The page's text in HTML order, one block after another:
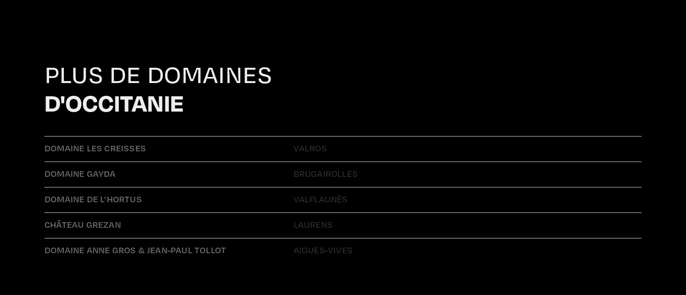
PLUS DE DOMAINES
D'OCCITANIE
DOMAINE LES CREISSES VALROS
DOMAINE GAYDA BRUGAIROLLES
DOMAINE DE L’HORTUS VALFLAUNÈS
CHÂTEAU GREZAN LAURENS
DOMAINE ANNE GROS & JEAN-PAUL TOLLOT AIGUES-VIVES